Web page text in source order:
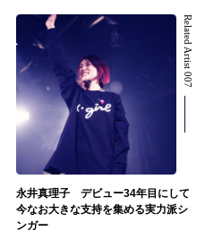
Related Artist 007
永井真理子 デビュー34年目にして
今なお大きな支持を集める実力派シ
ンガー